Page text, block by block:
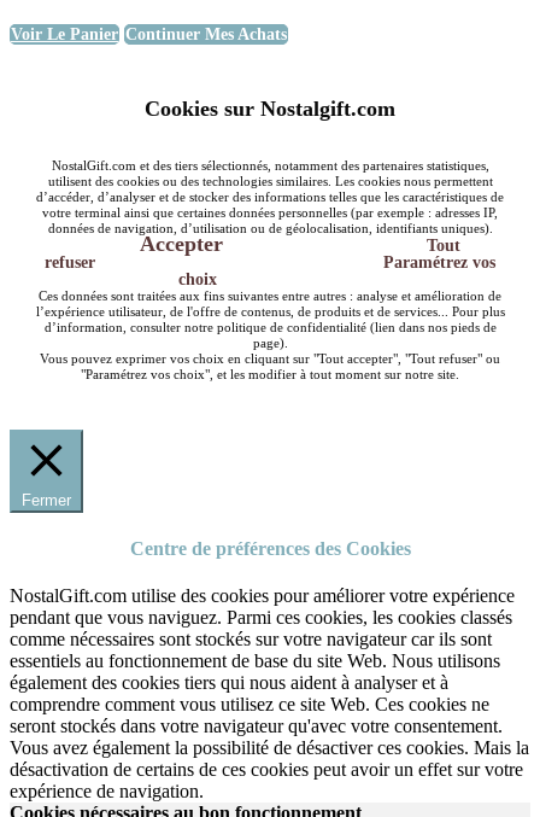
Voir Le Panier Continuer Mes Achats
Cookies sur Nostalgift.com
NostalGift.com et des tiers sélectionnés, notamment des partenaires statistiques,
utilisent des cookies ou des technologies similaires. Les cookies nous permettent
d’accéder, d’analyser et de stocker des informations telles que les caractéristiques de
votre terminal ainsi que certaines données personnelles (par exemple : adresses IP,
données de navigation, d’utilisation ou de géolocalisation, identifiants uniques).
Accepter
Tout
refuser
Paramétrez vos
choix
Ces données sont traitées aux fins suivantes entre autres : analyse et amélioration de
l’expérience utilisateur, de l'offre de contenus, de produits et de services... Pour plus
d’information, consulter notre politique de confidentialité (lien dans nos pieds de
page).
Vous pouvez exprimer vos choix en cliquant sur "Tout accepter", "Tout refuser" ou
"Paramétrez vos choix", et les modifier à tout moment sur notre site.
Fermer
Centre de préférences des Cookies
NostalGift.com utilise des cookies pour améliorer votre expérience
pendant que vous naviguez. Parmi ces cookies, les cookies classés
comme nécessaires sont stockés sur votre navigateur car ils sont
essentiels au fonctionnement de base du site Web. Nous utilisons
également des cookies tiers qui nous aident à analyser et à
comprendre comment vous utilisez ce site Web. Ces cookies ne
seront stockés dans votre navigateur qu'avec votre consentement.
Vous avez également la possibilité de désactiver ces cookies. Mais la
désactivation de certains de ces cookies peut avoir un effet sur votre
expérience de navigation.